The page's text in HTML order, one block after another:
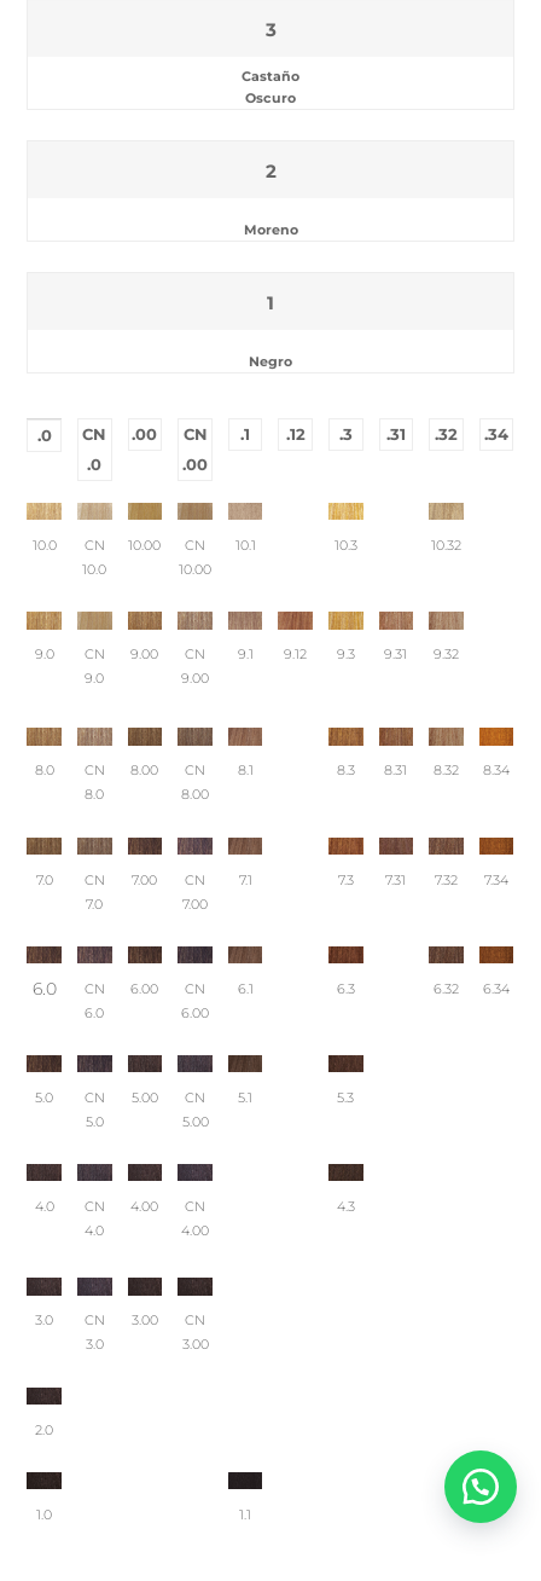
3
Castaño
Oscuro
2
Moreno
1
Negro
.0
CN
.0
.00
CN
.00
.1 .12 .3 .31 .32 .34
10.0
CN
10.0
10.00
CN
10.00
10.1 10.3 10.32
9.0
CN
9.0
9.00
CN
9.00
9.1 9.12 9.3 9.31 9.32
8.0
CN
8.0
8.00
CN
8.00
8.1 8.3 8.31 8.32 8.34
7.0
CN
7.0
7.00
CN
7.00
7.1 7.3 7.31 7.32 7.34
6.0
CN
6.0
6.00
CN
6.00
6.1 6.3 6.32 6.34
5.0
CN
5.0
5.00
CN
5.00
5.1 5.3
4.0
CN
4.0
4.00
CN
4.00
4.3
3.0
CN
3.0
3.00
CN
3.00
2.0
1.0 1.1